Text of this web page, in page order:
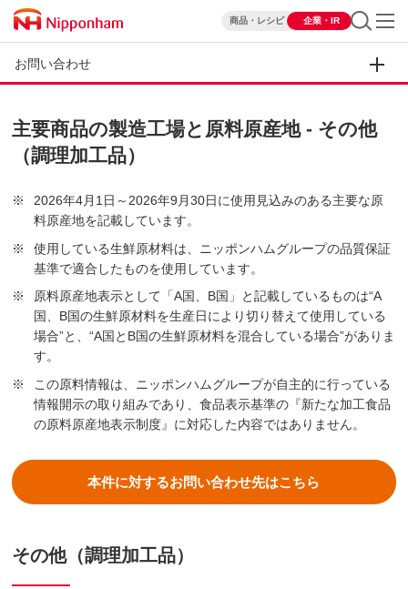
商品・レシピ 企業・IR
お問い合わせ
主要商品の製造工場と原料原産地 - その他
（調理加工品）
2026年4月1日～2026年9月30日に使用見込みのある主要な原
料原産地を記載しています。
使用している生鮮原材料は、ニッポンハムグループの品質保証
基準で適合したものを使用しています。
原料原産地表示として「A国、B国」と記載しているものは“A
国、B国の生鮮原材料を生産日により切り替えて使用している
場合”と、“A国とB国の生鮮原材料を混合している場合”がありま
す。
この原料情報は、ニッポンハムグループが自主的に行っている
情報開示の取り組みであり、食品表示基準の『新たな加工食品
の原料原産地表示制度』に対応した内容ではありません。
本件に対するお問い合わせ先はこちら
その他（調理加工品）